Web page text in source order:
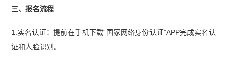
三、报名流程
1.实名认证：提前在手机下载“国家网络身份认证”APP完成实名认
证和人脸识别。